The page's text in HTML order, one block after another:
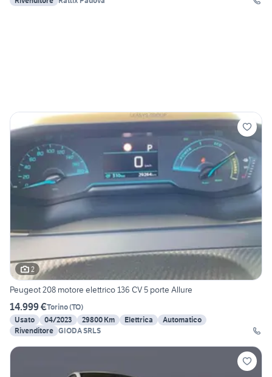
2
Peugeot 208 motore elettrico 136 CV 5 porte Allure
14.999 €Torino(TO)
Usato
04/2023 29800 Km Elettrica
Automatico
Rivenditore GIODA SRLS